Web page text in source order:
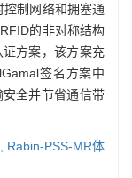
制网络和拥塞通
的非对称结构
方案，该方案充
签名方案中
全并节省通信带
Rabin-PSS-MR体